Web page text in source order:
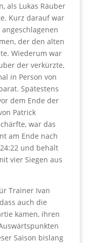
als Lukas Räuber
Kurz darauf war
der den alten
Wiederum war
der verkürzte,
in Person von
Spätestens
dem Ende der
Patrick
war das
am Ende nach
und behält
vier Siegen aus
Trainer Ivan
auch die
kamen, ihren
Saison bislang